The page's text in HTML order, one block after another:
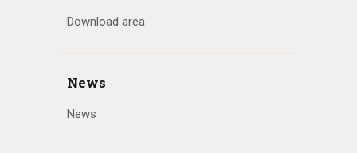
Download area
News
News